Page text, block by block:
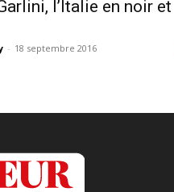
l’Italie en noir et
- 18 septembre 2016